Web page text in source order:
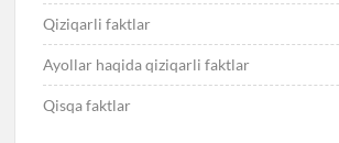
Qiziqarli faktlar
Ayollar haqida qiziqarli faktlar
Qisqa faktlar